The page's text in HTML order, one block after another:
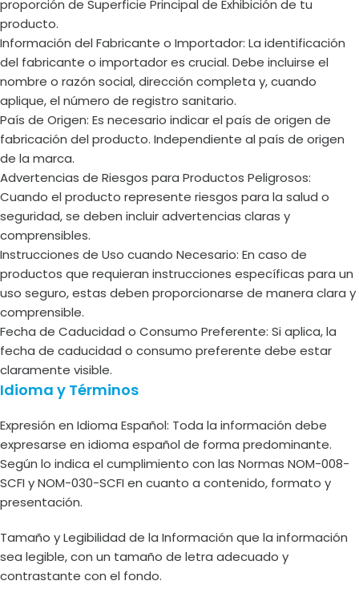
proporción de Superficie Principal de Exhibición de tu
producto.
Información del Fabricante o Importador: La identificación
del fabricante o importador es crucial. Debe incluirse el
nombre o razón social, dirección completa y, cuando
aplique, el número de registro sanitario.
País de Origen: Es necesario indicar el país de origen de
fabricación del producto. Independiente al país de origen
de la marca.
Advertencias de Riesgos para Productos Peligrosos:
Cuando el producto represente riesgos para la salud o
seguridad, se deben incluir advertencias claras y
comprensibles.
Instrucciones de Uso cuando Necesario: En caso de
productos que requieran instrucciones específicas para un
uso seguro, estas deben proporcionarse de manera clara y
comprensible.
Fecha de Caducidad o Consumo Preferente: Si aplica, la
fecha de caducidad o consumo preferente debe estar
claramente visible.
Idioma y Términos
Expresión en Idioma Español: Toda la información debe
expresarse en idioma español de forma predominante.
Según lo indica el cumplimiento con las Normas NOM-008-
SCFI y NOM-030-SCFI en cuanto a contenido, formato y
presentación.
Tamaño y Legibilidad de la Información que la información
sea legible, con un tamaño de letra adecuado y
contrastante con el fondo.